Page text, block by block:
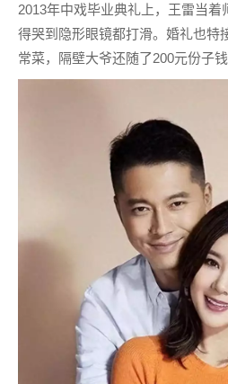
2013年中戏毕业典礼上，王雷当
得哭到隐形眼镜都打滑。婚礼也特
常菜，隔壁大爷还随了200元份子钱